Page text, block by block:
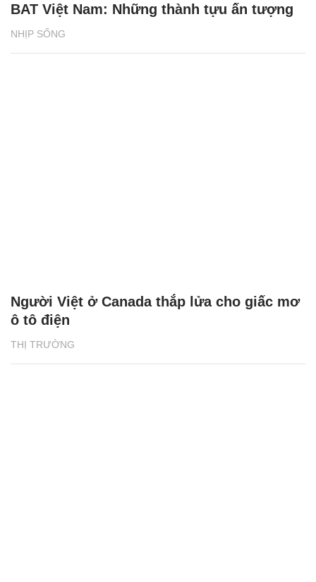
NHỊP SỐNG
BAT Việt Nam: Những thành tựu ấn tượng
THỊ TRƯỜNG
Người Việt ở Canada thắp lửa cho giấc mơ
ô tô điện